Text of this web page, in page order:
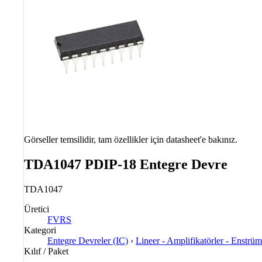
Görseller temsilidir, tam özellikler için datasheet'e bakınız.
TDA1047 PDIP-18 Entegre Devre
TDA1047
Üretici
FVRS
Kategori
Entegre Devreler (IC) › Lineer - Amplifikatörler -
Kılıf / Paket